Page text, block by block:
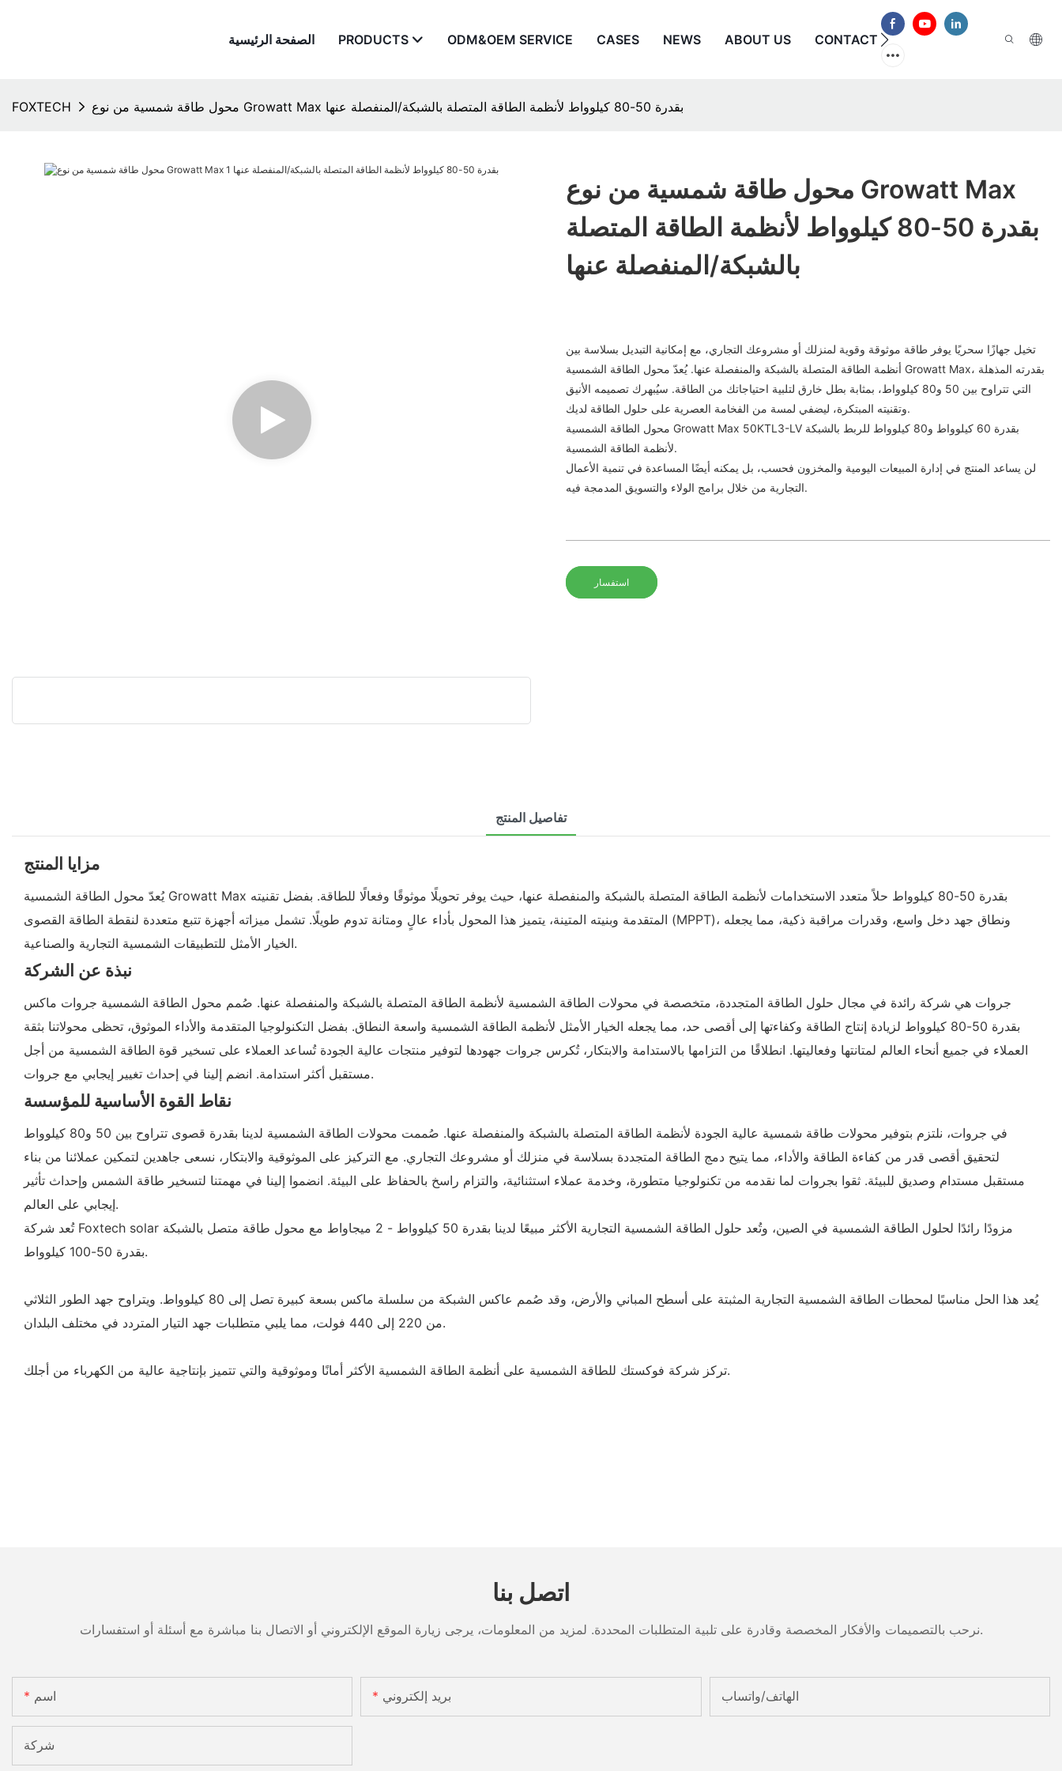
الصفحة الرئيسية PRODUCTS ODM&OEM SERVICE CASES NEWS ABOUT US CONTACT US الأسئلة الشائعة
FOXTECH محول طاقة شمسية من نوع Growatt Max بقدرة 50-80 كيلوواط لأنظمة الطاقة المتصلة بالشبكة/المنفصلة عنها
محول طاقة شمسية من نوع Growatt Max
بقدرة 50-80 كيلوواط لأنظمة الطاقة المتصلة
بالشبكة/المنفصلة عنها
تخيل جهازًا سحريًا يوفر طاقة موثوقة وقوية لمنزلك أو مشروعك التجاري، مع إمكانية التبديل بسلاسة بين
أنظمة الطاقة المتصلة بالشبكة والمنفصلة عنها. يُعدّ محول الطاقة الشمسية Growatt Max، بقدرته المذهلة
التي تتراوح بين 50 و80 كيلوواط، بمثابة بطل خارق لتلبية احتياجاتك من الطاقة. سيُبهرك تصميمه الأنيق
وتقنيته المبتكرة، ليضفي لمسة من الفخامة العصرية على حلول الطاقة لديك.
محول الطاقة الشمسية Growatt Max 50KTL3-LV بقدرة 60 كيلوواط و80 كيلوواط للربط بالشبكة
لأنظمة الطاقة الشمسية.
لن يساعد المنتج في إدارة المبيعات اليومية والمخزون فحسب، بل يمكنه أيضًا المساعدة في تنمية الأعمال
التجارية من خلال برامج الولاء والتسويق المدمجة فيه.
استفسار
تفاصيل المنتج
مزايا المنتج
يُعدّ محول الطاقة الشمسية Growatt Max بقدرة 50-80 كيلوواط حلاً متعدد الاستخدامات لأنظمة الطاقة المتصلة بالشبكة والمنفصلة عنها، حيث يوفر تحويلًا موثوقًا وفعالًا للطاقة. بفضل تقنيته
المتقدمة وبنيته المتينة، يتميز هذا المحول بأداء عالٍ ومتانة تدوم طويلًا. تشمل ميزاته أجهزة تتبع متعددة لنقطة الطاقة القصوى (MPPT)، ونطاق جهد دخل واسع، وقدرات مراقبة ذكية، مما يجعله
الخيار الأمثل للتطبيقات الشمسية التجارية والصناعية.
نبذة عن الشركة
جروات هي شركة رائدة في مجال حلول الطاقة المتجددة، متخصصة في محولات الطاقة الشمسية لأنظمة الطاقة المتصلة بالشبكة والمنفصلة عنها. صُمم محول الطاقة الشمسية جروات ماكس
بقدرة 50-80 كيلوواط لزيادة إنتاج الطاقة وكفاءتها إلى أقصى حد، مما يجعله الخيار الأمثل لأنظمة الطاقة الشمسية واسعة النطاق. بفضل التكنولوجيا المتقدمة والأداء الموثوق، تحظى محولاتنا بثقة
العملاء في جميع أنحاء العالم لمتانتها وفعاليتها. انطلاقًا من التزامها بالاستدامة والابتكار، تُكرس جروات جهودها لتوفير منتجات عالية الجودة تُساعد العملاء على تسخير قوة الطاقة الشمسية من أجل
مستقبل أكثر استدامة. انضم إلينا في إحداث تغيير إيجابي مع جروات.
نقاط القوة الأساسية للمؤسسة
في جروات، نلتزم بتوفير محولات طاقة شمسية عالية الجودة لأنظمة الطاقة المتصلة بالشبكة والمنفصلة عنها. صُممت محولات الطاقة الشمسية لدينا بقدرة قصوى تتراوح بين 50 و80 كيلوواط
لتحقيق أقصى قدر من كفاءة الطاقة والأداء، مما يتيح دمج الطاقة المتجددة بسلاسة في منزلك أو مشروعك التجاري. مع التركيز على الموثوقية والابتكار، نسعى جاهدين لتمكين عملائنا من بناء
مستقبل مستدام وصديق للبيئة. ثقوا بجروات لما نقدمه من تكنولوجيا متطورة، وخدمة عملاء استثنائية، والتزام راسخ بالحفاظ على البيئة. انضموا إلينا في مهمتنا لتسخير طاقة الشمس وإحداث تأثير
إيجابي على العالم.
تُعد شركة Foxtech solar مزودًا رائدًا لحلول الطاقة الشمسية في الصين، وتُعد حلول الطاقة الشمسية التجارية الأكثر مبيعًا لدينا بقدرة 50 كيلوواط - 2 ميجاواط مع محول طاقة متصل بالشبكة
بقدرة 50-100 كيلوواط.
يُعد هذا الحل مناسبًا لمحطات الطاقة الشمسية التجارية المثبتة على أسطح المباني والأرض، وقد صُمم عاكس الشبكة من سلسلة ماكس بسعة كبيرة تصل إلى 80 كيلوواط. ويتراوح جهد الطور الثلاثي
من 220 إلى 440 فولت، مما يلبي متطلبات جهد التيار المتردد في مختلف البلدان.
تركز شركة فوكستك للطاقة الشمسية على أنظمة الطاقة الشمسية الأكثر أمانًا وموثوقية والتي تتميز بإنتاجية عالية من الكهرباء من أجلك.
اتصل بنا
نرحب بالتصميمات والأفكار المخصصة وقادرة على تلبية المتطلبات المحددة. لمزيد من المعلومات، يرجى زيارة الموقع الإلكتروني أو الاتصال بنا مباشرة مع أسئلة أو استفسارات.
اسم بريد إلكتروني الهاتف/واتساب
شركة